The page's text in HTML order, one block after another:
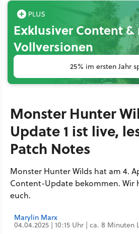
Exklusiver Content
Vollversionen
25% im ersten Jahr
Monster Hunter
Update 1 ist live,
Patch Notes
Monster Hunter Wilds hat am 4.
Content-Update bekommen. Wir
euch.
Marylin Marx
04.04.2025 | 10:15 Uhr | ca. 8 Minuten